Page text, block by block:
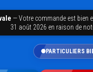
—Votre commande est bien
31 août 2026 en raison de
PARTICULIERS